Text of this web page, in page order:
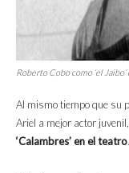
Roberto Cobo como ‘el Jaibo’
Al mismo tiempo que su
Ariel a mejor actor juvenil,
‘Calambres’ en el teatro.